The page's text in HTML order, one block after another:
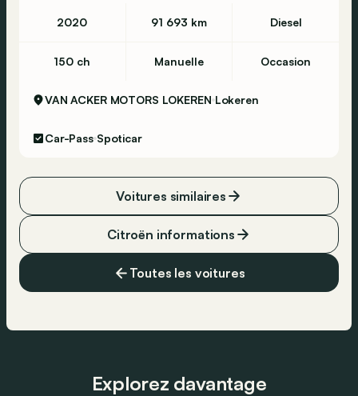
2020 91 693 km Diesel
150 ch Manuelle Occasion
VAN ACKER MOTORS LOKEREN Lokeren
Car-Pass Spoticar
Toutes les voitures
Citroën informations
Voitures similaires
Explorez davantage